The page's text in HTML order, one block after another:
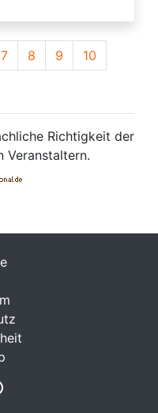
7 8 9 10
Richtigkeit der
Veranstaltern.
drucken
Zurück nach oben